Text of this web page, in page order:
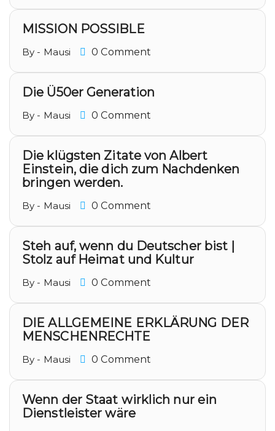
MISSION POSSIBLE
By - Mausi 0 Comment
Die Ü50er Generation
By - Mausi 0 Comment
Die klügsten Zitate von Albert
Einstein, die dich zum Nachdenken
bringen werden.
By - Mausi 0 Comment
Steh auf, wenn du Deutscher bist |
Stolz auf Heimat und Kultur
By - Mausi 0 Comment
DIE ALLGEMEINE ERKLÄRUNG DER
MENSCHENRECHTE
By - Mausi 0 Comment
Wenn der Staat wirklich nur ein
Dienstleister wäre